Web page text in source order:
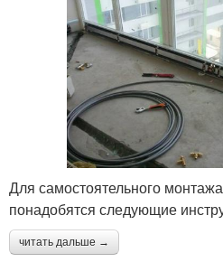
Для самостоятельного
понадобятся следующие
читать дальше →